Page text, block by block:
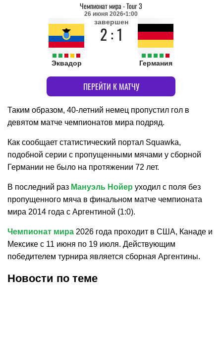
Чемпионат мира-Tour 3
26 июня 2026 1:00
Эквадор
завершен
2 : 1
Германия
ПЕРЕЙТИ К МАТЧУ
Таким образом, 40-летний немец пропустил гол в
девятом матче чемпионатов мира подряд.
Как сообщает статистический портал Squawka,
подобной серии с пропущенными мячами у сборной
Германии не было на протяжении 72 лет.
В последний раз Мануэль Нойер уходил с поля без
пропущенного мяча в финальном матче чемпионата
мира 2014 года с Аргентиной (1:0).
Чемпионат мира 2026 года проходит в США, Канаде и
Мексике с 11 июня по 19 июля. Действующим
победителем турнира является сборная Аргентины.
Новости по теме